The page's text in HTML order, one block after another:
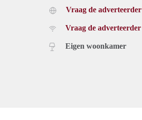
Vraag de adverteerder
Vraag de adverteerder
Eigen woonkamer